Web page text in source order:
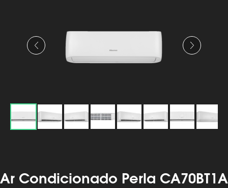
Ar Condicionado Perla CA70BT1A